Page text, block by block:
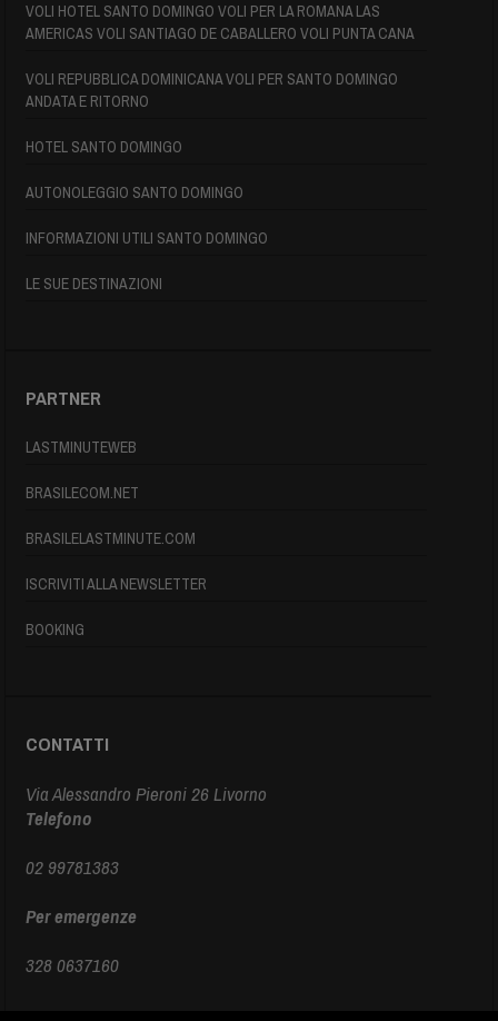
VOLI HOTEL SANTO DOMINGO VOLI PER LA ROMANA LAS
AMERICAS VOLI SANTIAGO DE CABALLERO VOLI PUNTA CANA
VOLI REPUBBLICA DOMINICANA VOLI PER SANTO DOMINGO
ANDATA E RITORNO
HOTEL SANTO DOMINGO
AUTONOLEGGIO SANTO DOMINGO
INFORMAZIONI UTILI SANTO DOMINGO
LE SUE DESTINAZIONI
PARTNER
LASTMINUTEWEB
BRASILECOM.NET
BRASILELASTMINUTE.COM
ISCRIVITI ALLA NEWSLETTER
BOOKING
CONTATTI
Via Alessandro Pieroni 26 Livorno
Telefono
02 99781383
Per emergenze
328 0637160